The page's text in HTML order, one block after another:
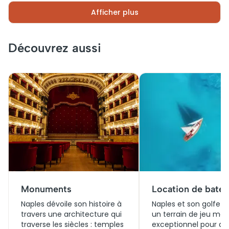
militaire symbolisait la puissance aragonaise.
Aujourd’hui, il attire une multitude de visiteurs. Les
billets pour la visite incluent l’accès aux expositions
animent ce monument, devenu un incontournable du
patrimoine napolitain.
Afficher plus
Découvrez aussi
Monuments
Naples dévoile son histoire à
travers une architecture qui
traverse les siècles : temples
Location de
Naples et son golfe
un terrain de jeu
exceptionnel pour qui